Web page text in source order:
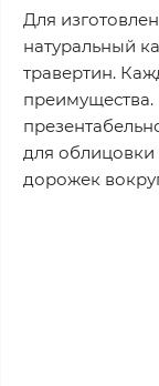
Для
натуральный
травертин.
для облицовки
дорожек